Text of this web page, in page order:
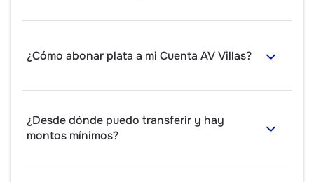
¿Cómo abonar plata a mi Cuenta AV Villas?
¿Desde dónde puedo transferir y hay
montos mínimos?